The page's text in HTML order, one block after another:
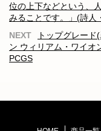
位の上下などという、
みることです。」(詩人
トップグレー
ン ウィリアム・ワイオ
PCGS